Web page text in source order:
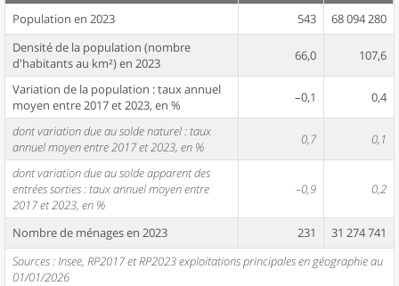
Population en 2023 543
68 094 280
Densité de la population (nombre
d'habitants au km²) en 2023
66,0 107,6
Variation de la population : taux annuel
moyen entre 2017 et 2023, en %
–0,1 0,4
dont variation due au solde naturel : taux
annuel moyen entre 2017 et 2023, en %
0,7 0,1
dont variation due au solde apparent des
entrées sorties : taux annuel moyen entre
2017 et 2023, en %
–0,9 0,2
Nombre de ménages en 2023 231
31 274 741
Sources : Insee, RP2017 et RP2023 exploitations principales en géographie au
01/01/2026